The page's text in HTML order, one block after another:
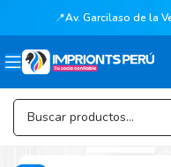
📍Av. Garcilaso de la